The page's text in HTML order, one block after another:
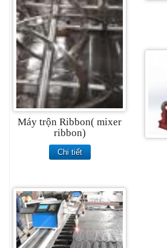
Máy trộn Ribbon( mixer
ribbon)
Chi tiết